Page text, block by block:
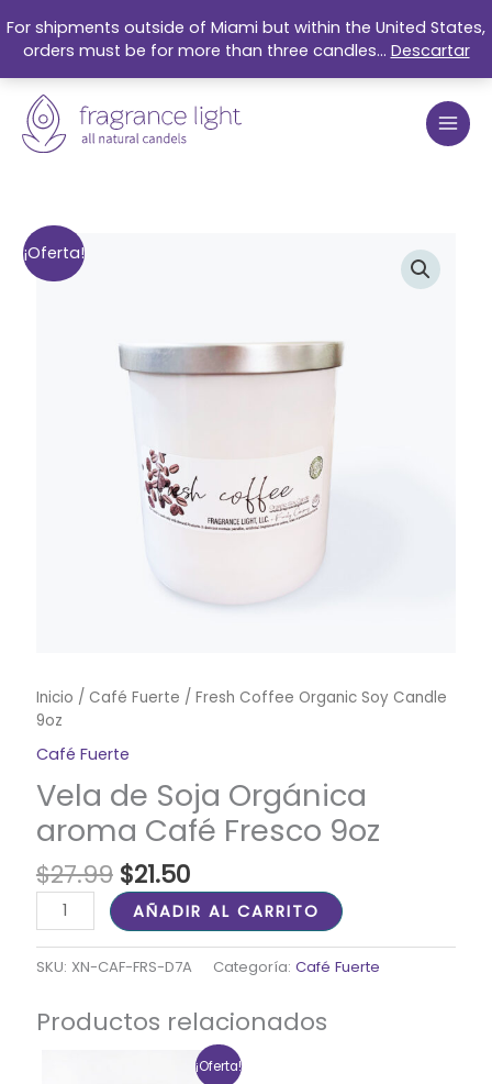
For shipments outside of Miami but within the United States,
orders must be for more than three candles... Descartar
al
contenido
¡Oferta!
Inicio / Café Fuerte / Fresh Coffee Organic Soy Candle
9oz
Café Fuerte
Vela de Soja Orgánica
aroma Café Fresco 9oz
$27.99
$27.99.
$21.50
$21.50.
Fresh
Coffee
AÑADIR AL CARRITO
SKU: XN-CAF-FRS-D7A Categoría: Café Fuerte
Productos relacionados
¡Oferta!